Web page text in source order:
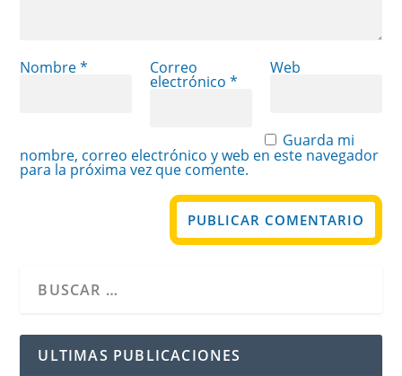
Nombre* Correo
electrónico *
Web
Guarda mi
nombre, correo electrónico y web en este navegador
para la próxima vez que comente.
ULTIMAS PUBLICACIONES